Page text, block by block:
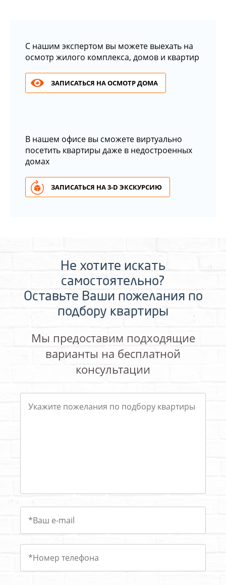
С нашим экспертом вы можете выехать на
осмотр жилого комплекса, домов и квартир
ЗАПИСАТЬСЯ НА ОСМОТР ДОМА
В нашем офисе вы сможете виртуально
посетить квартиры даже в недостроенных
домах
ЗАПИСАТЬСЯ НА 3-D ЭКСКУРСИЮ
Не хотите искать
самостоятельно?
Оставьте Ваши пожелания по
подбору квартиры
Мы предоставим подходящие
варианты на бесплатной
консультации